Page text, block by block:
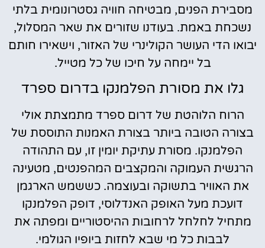
מסבירת הפנים, מבטיחה חוויה גסטרונומית בלתי
נשכחת באמת. בעודנו שזורים את שאר המסלול,
יבואו הדי העושר הקולינרי של האזור, וישאירו חותם
בל יימחה על חיכו של כל מטייל.
גלו את מסורת הפלמנקו בדרום ספרד
הרוח הלוהטת של דרום ספרד מתמצתת אולי
בצורה הטובה ביותר בצורת האמנות התוססת של
הפלמנקו. מסורת עתיקת יומין זו, עם התהודה
הרגשית העמוקה והמקצבים המהפנטים, מטעינה
את האוויר בתשוקה ובעוצמה. כששמש הארגמן
דועכת מעל האופק האנדלוסי, דופק הפלמנקו
מתחיל לחלחל לרחובות ההיסטוריים ומפתה את
לבבות כל מי שבא לחזות ביופיו הגולמי.